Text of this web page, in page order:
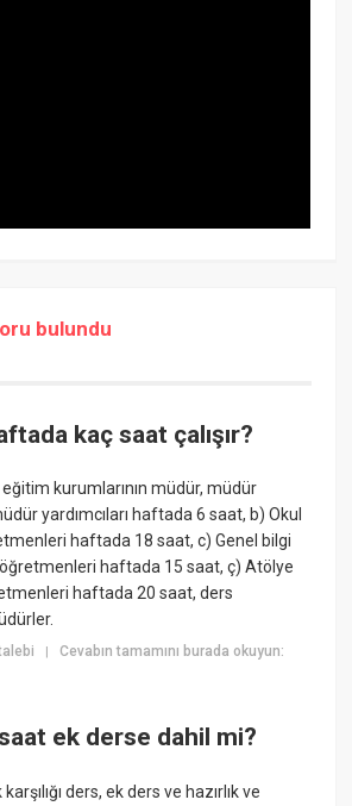
bulundu
kaç saat çalışır?
kurumlarının müdür, müdür
yardımcıları haftada 6 saat, b) Okul
haftada 18 saat, c) Genel bilgi
haftada 15 saat, ç) Atölye
haftada 20 saat, ders
|Cevabın tamamını burada okuyun:
ek derse dahil mi?
ders, ek ders ve hazırlık ve